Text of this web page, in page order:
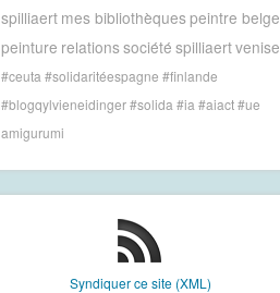
spilliaert mes bibliothèquespeintre belge
peinture relationssociété spilliaertvenise
#ceuta #solidaritéespagne #finlande
#blogqylvieneidinger #solida #ia #aiact #ue
amigurumi
Syndiquer ce site (XML)